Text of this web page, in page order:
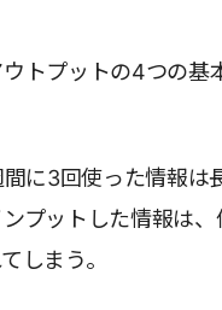
トプットの4つの基
に3回使った情報は
プットした情報は
しまう。